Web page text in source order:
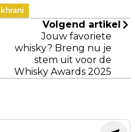
Volgend artikel
Jouw favoriete
whisky? Breng nu je
stem uit voor de
Whisky Awards 2025